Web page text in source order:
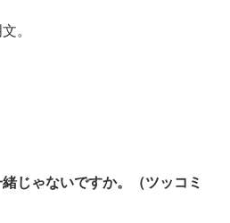
。
じゃないですか。（ツッコミ